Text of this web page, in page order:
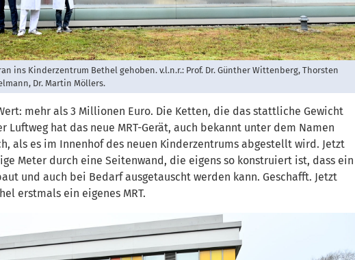
ins Kinderzentrum Bethel gehoben. v.l.n.r.: Prof. Dr. Günther Wittenberg, Thorsten
Dr. Martin Möllers.
mehr als 3 Millionen Euro. Die Ketten, die das stattliche Gewicht
Luftweg hat das neue MRT-Gerät, auch bekannt unter dem Namen
als es im Innenhof des neuen Kinderzentrums abgestellt wird. Jetzt
Meter durch eine Seitenwand, die eigens so konstruiert ist, dass ein
und auch bei Bedarf ausgetauscht werden kann. Geschafft. Jetzt
erstmals ein eigenes MRT.